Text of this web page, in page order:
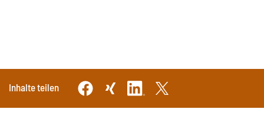
Inhalte teilen